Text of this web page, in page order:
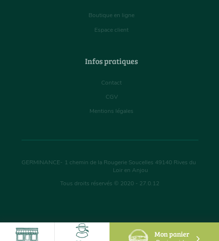
Mon panier
Boutique en ligne
Espace client
Infos pratiques
Contact
CGV
Mentions légales
GERMINANCE- 1 chemin de la Rougerie Soucelles 49140 Rives du
Loir en Anjou
Tous droits réservés © 2020 - 27.0.12